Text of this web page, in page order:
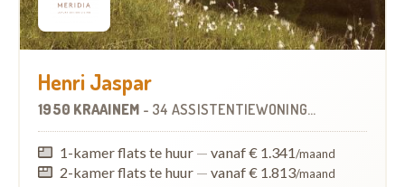
Henri Jaspar
1950 KRAAINEM - 34 ASSISTENTIEWONINGEN
1-kamer flats te huur — vanaf € 1.341/maand
2-kamer flats te huur — vanaf € 1.813/maand